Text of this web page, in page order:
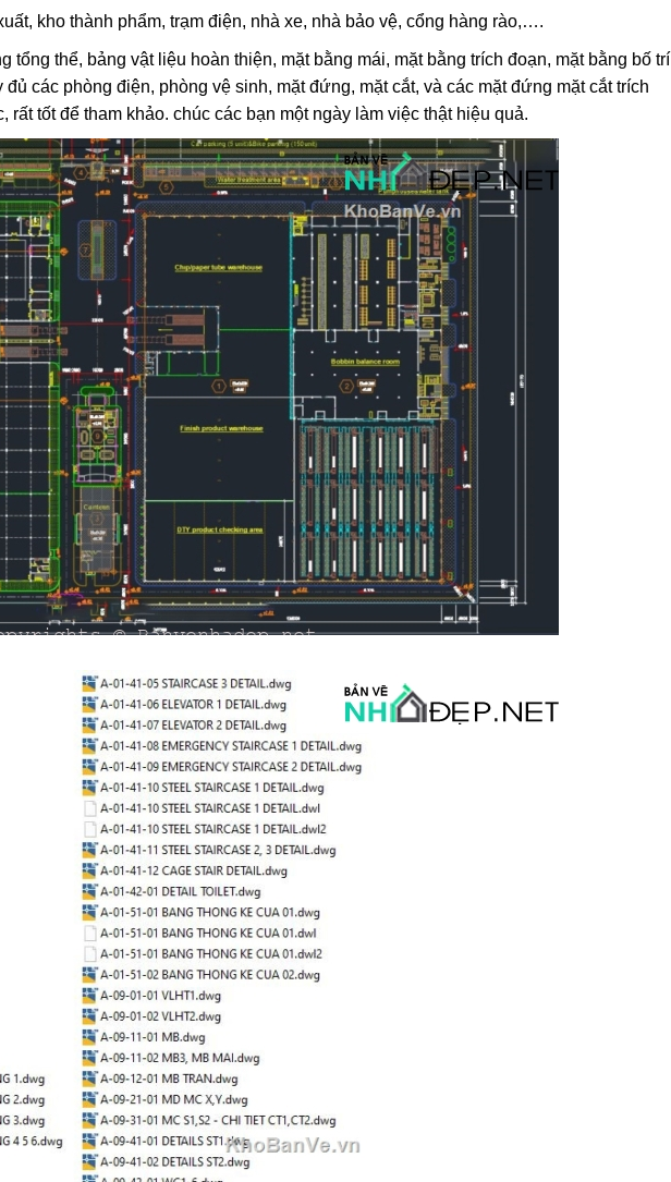
kho thành phẩm, trạm điện, nhà xe, nhà bảo vệ, cổng hàng rào,….
tổng thể, bảng vật liệu hoàn thiện, mặt bằng mái, mặt bằng trích đoạn, mặt bằng bố trí
các phòng điện, phòng vệ sinh, mặt đứng, mặt cắt, và các mặt đứng mặt cắt trích
tốt để tham khảo. chúc các bạn một ngày làm việc thật hiệu quả.